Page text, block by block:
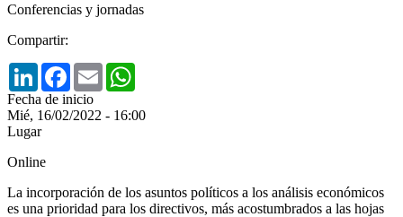
Conferencias y jornadas
Compartir:
LinkedInFacebook
Email
Fecha de inicio
Mié, 16/02/2022 - 16:00
Lugar
Online
La incorporación de los asuntos políticos a los análisis económicos
es una prioridad para los directivos, más acostumbrados a las hojas